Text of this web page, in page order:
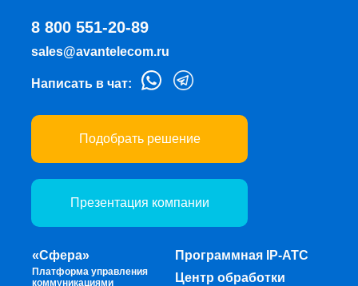
«Сфера» Программная IP-ATC
8 800 551-20-89
sales@avantelecom.ru
Подобрать решение
Презентация компании
Центр обработки
Написать в чат:
Платформа управления
коммуникациями